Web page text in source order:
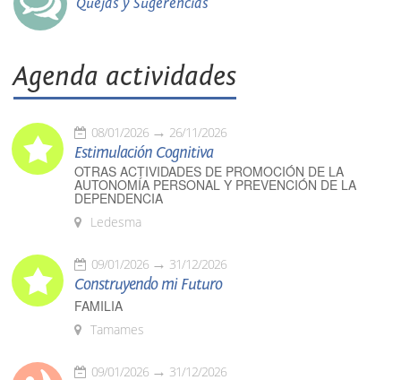
Agenda actividades
08/01/2026 26/11/2026
Estimulación Cognitiva
OTRAS ACTIVIDADES DE PROMOCIÓN DE LA
AUTONOMÍA PERSONAL Y PREVENCIÓN DE LA
DEPENDENCIA
Ledesma
09/01/2026 31/12/2026
Construyendo mi Futuro
FAMILIA
Tamames
09/01/2026 31/12/2026